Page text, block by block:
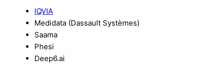
IQVIA
Medidata (Dassault Systèmes)
Saama
Phesi
Deep6.ai